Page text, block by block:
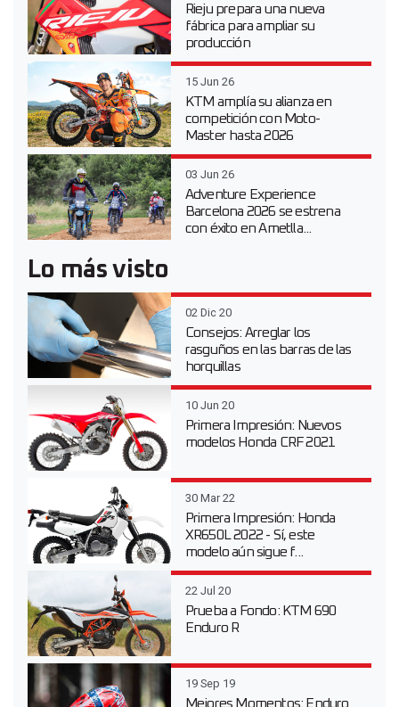
Rieju prepara una nueva
fábrica para ampliar su
producción
15 Jun 26
KTM amplía su alianza en
competición con Moto-
Master hasta 2026
03 Jun 26
Adventure Experience
Barcelona 2026 se estrena
con éxito en Ametlla...
Lo más visto
02 Dic 20
Consejos: Arreglar los
rasguños en las barras de las
horquillas
10 Jun 20
Primera Impresión: Nuevos
modelos Honda CRF 2021
30 Mar 22
Primera Impresión: Honda
XR650L 2022 - Sí, este
modelo aún sigue f...
22 Jul 20
Prueba a Fondo: KTM 690
Enduro R
19 Sep 19
Mejores Momentos: Enduro